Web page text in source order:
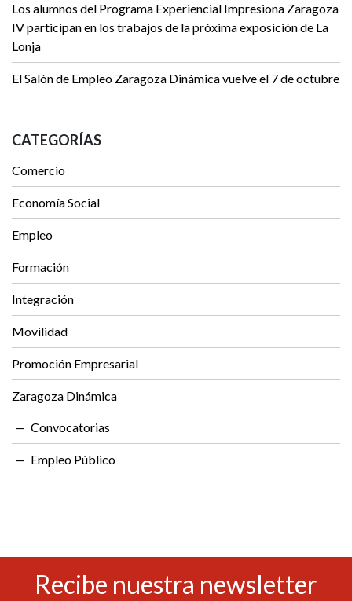
Los alumnos del Programa Experiencial Impresiona Zaragoza
IV participan en los trabajos de la próxima exposición de La
Lonja
El Salón de Empleo Zaragoza Dinámica vuelve el 7 de octubre
CATEGORÍAS
Comercio
Economía Social
Empleo
Formación
Integración
Movilidad
Promoción Empresarial
Zaragoza Dinámica
Convocatorias
Empleo Público
Recibe nuestra newsletter